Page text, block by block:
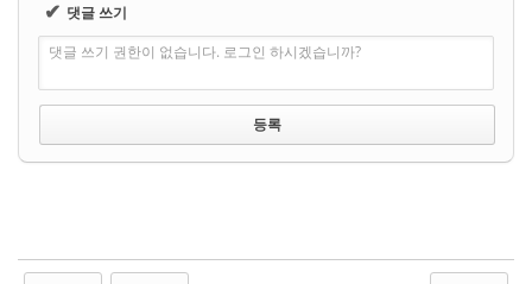
✔ 댓글 쓰기
댓글 쓰기 권한이 없습니다. 로그인 하시겠습니까?